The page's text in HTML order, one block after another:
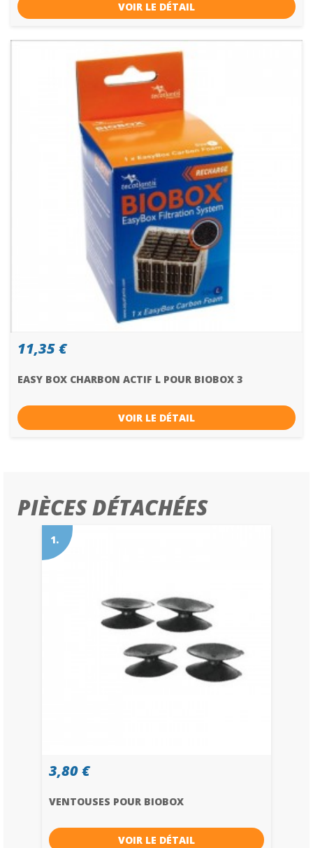
VOIR LE DÉTAIL
11,35 €
EASY BOX CHARBON ACTIF L POUR BIOBOX 3
VOIR LE DÉTAIL
PIÈCES DÉTACHÉES
1.
3,80 €
VENTOUSES POUR BIOBOX
VOIR LE DÉTAIL